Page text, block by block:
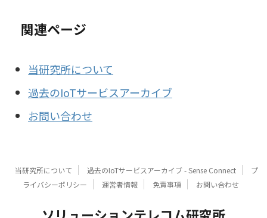
関連ページ
当研究所について
過去のIoTサービスアーカイブ
お問い合わせ
当研究所について 過去のIoTサービスアーカイブ - Sense Connect
プ
ライバシーポリシー
運営者情報 免責事項 お問い合わせ